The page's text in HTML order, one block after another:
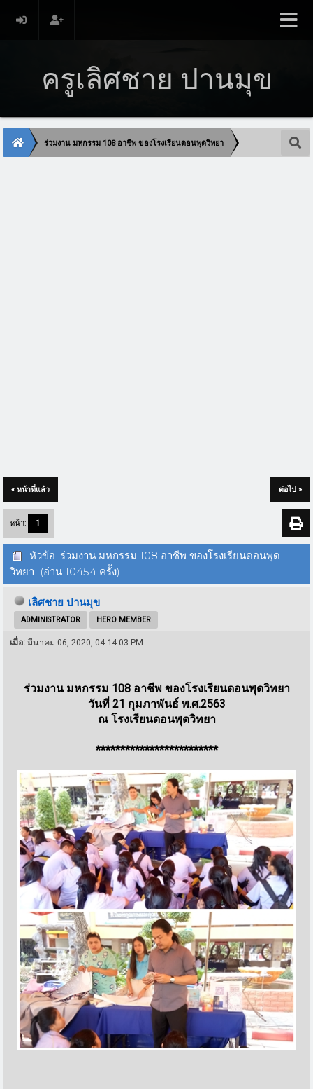
ครูเลิศชาย ปานมุข
ร่วมงาน มหกรรม 108 อาชีพ ของโรงเรียนดอนพุดวิทยา
« หน้าที่แล้ว ต่อไป »
หน้า: 1
หัวข้อ: ร่วมงาน มหกรรม 108 อาชีพ ของโรงเรียนดอนพุด
วิทยา (อ่าน 10454 ครั้ง)
เลิศชาย ปานมุข
ADMINISTRATOR HERO MEMBER
เมื่อ: มีนาคม 06, 2020, 04:14:03 PM
ร่วมงาน มหกรรม 108 อาชีพ ของโรงเรียนดอนพุดวิทยา
วันที่ 21 กุมภาพันธ์ พ.ศ.2563
ณ โรงเรียนดอนพุดวิทยา
*************************